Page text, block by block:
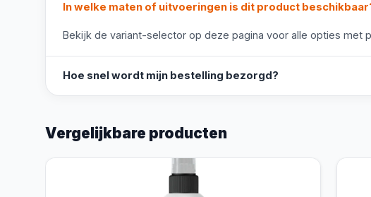
In welke maten of uitvoeringen is dit product
Bekijk de variant-selector op deze pagina voor alle opties met
Hoe snel wordt mijn bestelling bezorgd?
Vergelijkbare producten